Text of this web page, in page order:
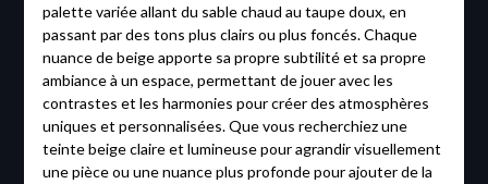
palette variée allant du sable chaud au taupe doux, en
passant par des tons plus clairs ou plus foncés. Chaque
nuance de beige apporte sa propre subtilité et sa propre
ambiance à un espace, permettant de jouer avec les
contrastes et les harmonies pour créer des atmosphères
uniques et personnalisées. Que vous recherchiez une
teinte beige claire et lumineuse pour agrandir visuellement
une pièce ou une nuance plus profonde pour ajouter de la